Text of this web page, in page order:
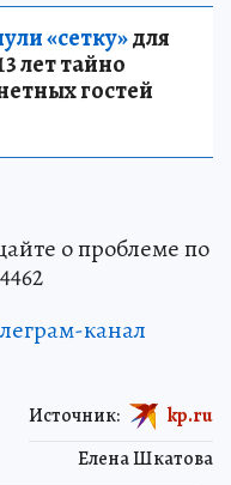
«сетку»для
лет тайно
гостей
о проблеме по
канал
Елена Шкатова
Источник: kp.ru